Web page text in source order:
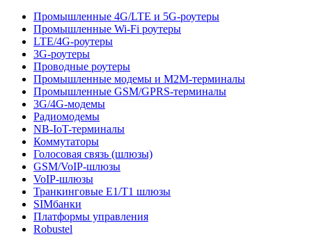
Промышленные 4G/LTE и 5G-роутеры
Промышленные Wi-Fi роутеры
LTE/4G-роутеры
3G-роутеры
Проводные роутеры
Промышленные модемы и M2M-терминалы
Промышленные GSM/GPRS-терминалы
3G/4G-модемы
Радиомодемы
NB-IoT-терминалы
Коммутаторы
Голосовая связь (шлюзы)
GSM/VoIP-шлюзы
VoIP-шлюзы
Транкинговые E1/T1 шлюзы
SIMбанки
Платформы управления
Robustel